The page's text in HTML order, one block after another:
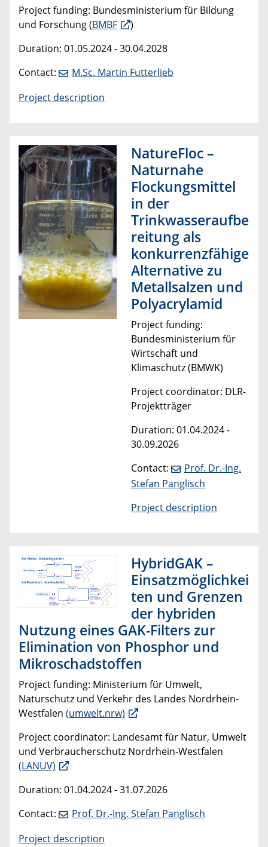
Project funding: Bundesministerium für Bildung
und Forschung (BMBF
)
Duration: 01.05.2024 - 30.04.2028
Contact:
M.Sc. Martin Futterlieb
Project description
NatureFloc –
Naturnahe
Flockungsmittel
in der
Trinkwasseraufbe
reitung als
konkurrenzfähige
Alternative zu
Metallsalzen und
Polyacrylamid
Project funding:
Bundesministerium für
Wirtschaft und
Klimaschutz (BMWK)
Project coordinator: DLR-
Projektträger
Duration: 01.04.2024 -
30.09.2026
Contact:
Prof. Dr.-Ing.
Stefan Panglisch
Project description
HybridGAK –
Einsatzmöglichkei
ten und Grenzen
der hybriden
Nutzung eines GAK-Filters zur
Elimination von Phosphor und
Mikroschadstoffen
Project funding: Ministerium für Umwelt,
Naturschutz und Verkehr des Landes Nordrhein-
Westfalen (umwelt.nrw)
Project coordinator: Landesamt für Natur, Umwelt
und Verbraucherschutz Nordrhein-Westfalen
(LANUV)
Duration: 01.04.2024 - 31.07.2026
Contact:
Prof. Dr.-Ing. Stefan Panglisch
Project description